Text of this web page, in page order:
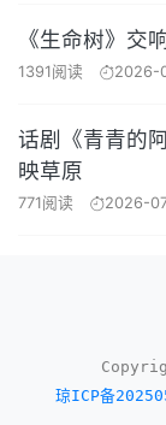
《生命树》交
1391阅读 2026-
话剧《青青的
映草原
771阅读 2026-
琼ICP备